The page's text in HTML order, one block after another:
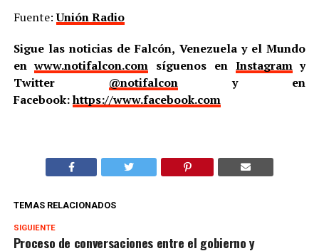
Fuente:Unión Radio
Sigue las noticias de Falcón, Venezuela y el Mundo
enwww.notifalcon.com síguenos en Instagramy
Twitter @notifalcony en
Facebook:https://www.facebook.com
TEMAS RELACIONADOS
SIGUIENTE
Proceso de conversaciones entre el gobierno y